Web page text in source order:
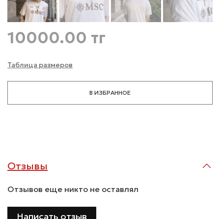
Таблица размеров
10000.00 тг
В ИЗБРАННОЕ
Отзывы
Отзывов еще никто не оставлял
Написать отзыв